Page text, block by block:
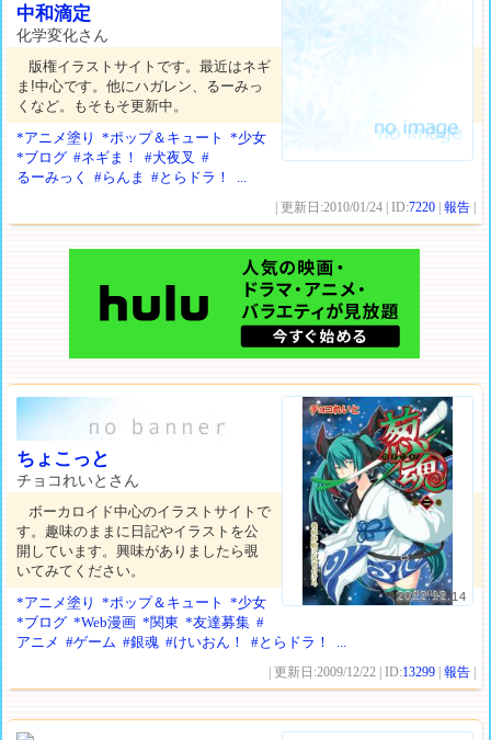
中和滴定
化学変化さん
版権イラストサイトです。最近はネギ
ま!中心です。他にハガレン、るーみっ
くなど。もそもそ更新中。
*アニメ塗り
*ポップ＆キュート
*少女
*ブログ #ネギま！ #犬夜叉 #
るーみっく
#らんま #とらドラ！ ...
| 更新日:2010/01/24 | ID:7220 |報告
2012.12.14
ちょこっと
チョコれいとさん
ボーカロイド中心のイラストサイトで
す。趣味のままに日記やイラストを公
開しています。興味がありましたら覗
いてみてください。
*アニメ塗り
*ポップ＆キュート
*少女
*ブログ *Web漫画 *関東 *友達募集 #
アニメ #ゲーム #銀魂 #けいおん！ #とらドラ！ ...
| 更新日:2009/12/22 | ID:13299 |報告